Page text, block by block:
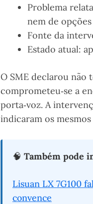
Problema
nem de
Fonte da
Estado atual:
O SME declarou não
comprometeu‑se a
porta‑voz. A
indicaram os
🧠 Também pode
Lisuan LX 7G100
convence